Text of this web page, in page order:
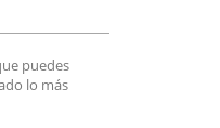
puedes
lo más